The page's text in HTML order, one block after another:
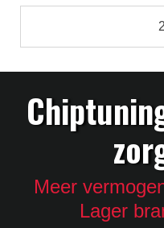
Meer
Lager